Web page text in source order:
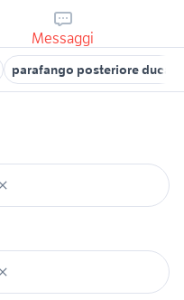
Messaggi
parafango posteriore ducati